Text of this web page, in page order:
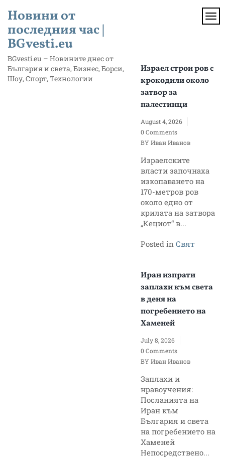
content
Новини от
последния час |
BGvesti.eu
BGvesti.eu – Новините днес от
България и света, Бизнес, Борси,
Шоу, Спорт, Технологии
Израел строи ров с
крокодили около
затвор за
палестинци
August 4, 2026
0 Comments
BY Иван Иванов
Израелските
власти започнаха
изкопаването на
170-метров ров
около едно от
крилата на затвора
„Кециот“ в...
Posted in Свят
Иран изпрати
заплахи към света
в деня на
погребението на
Хаменей
July 8, 2026
0 Comments
BY Иван Иванов
Заплахи и
нравоучения:
Посланията на
Иран към
България и света
на погребението на
Хаменей
Непосредствено...